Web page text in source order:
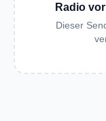
Radio
Dieser